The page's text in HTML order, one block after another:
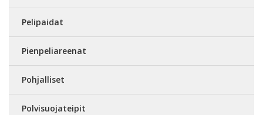
Pelipaidat
Pienpeliareenat
Pohjalliset
Polvisuojateipit